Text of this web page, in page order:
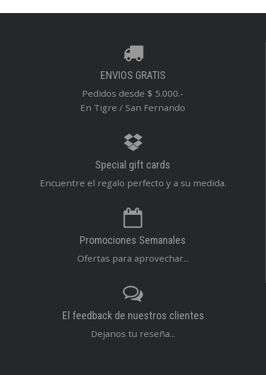
ENVIOS GRATIS
Pedidos desde $ 5.000.-
En Tigre / San Fernando
Special gift cards
Encuentre el regalo perfecto y a su medida.
Promociones Semanales
Ofertas para aprovechar...
El feedback de nuestros clientes
Dejanos tu reseña...